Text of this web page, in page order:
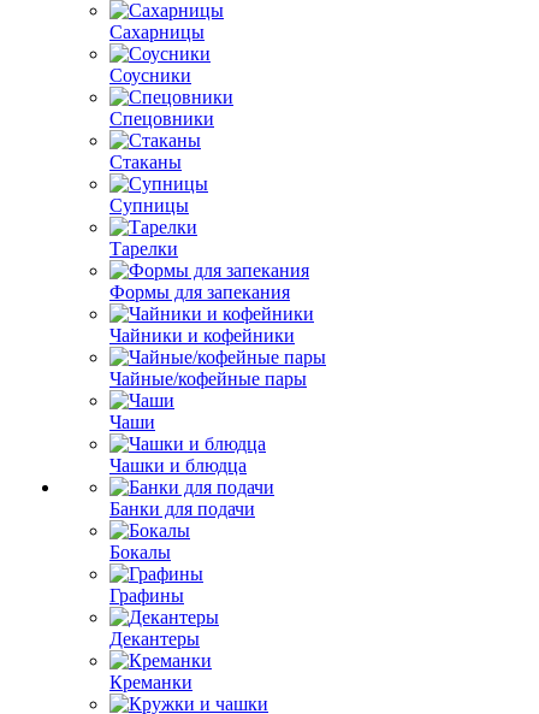
Сахарницы
Соусники
Спецовники
Стаканы
Супницы
Тарелки
Формы для запекания
Чайники и кофейники
Чайные/кофейные пары
Чаши
Чашки и блюдца
Банки для подачи
Бокалы
Графины
Декантеры
Креманки